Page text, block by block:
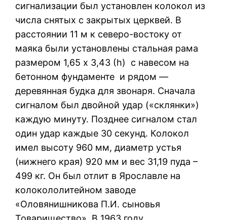
сигнализации был установлен колокол из
числа снятых с закрытых церквей. В
расстоянии 11 м к северо-востоку от
маяка были установлены стальная рама
размером 1,65 х 3,43 (h) с навесом на
бетонном фундаменте и рядом —
деревянная будка для звонаря. Сначала
сигналом был двойной удар («склянки»)
каждую минуту. Позднее сигналом стал
один удар каждые 30 секунд. Колокол
имел высоту 960 мм, диаметр устья
(нижнего края) 920 мм и вес 31,19 пуда –
499 кг. Он был отлит в Ярославле на
колокололитейном заводе
«Оловянишникова П.И. сыновья